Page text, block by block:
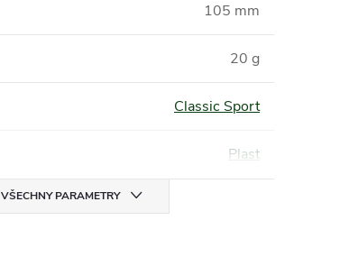
105 mm
20 g
Classic Sport
Plast
VŠECHNY PARAMETRY